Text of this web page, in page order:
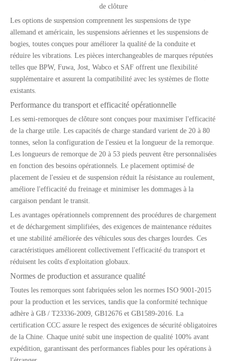
de clôture
Les options de suspension comprennent les suspensions de type
allemand et américain, les suspensions aériennes et les suspensions de
bogies, toutes conçues pour améliorer la qualité de la conduite et
réduire les vibrations. Les pièces interchangeables de marques réputées
telles que BPW, Fuwa, Jost, Wabco et SAF offrent une flexibilité
supplémentaire et assurent la compatibilité avec les systèmes de flotte
existants.
Performance du transport et efficacité opérationnelle
Les semi-remorques de clôture sont conçues pour maximiser l'efficacité
de la charge utile. Les capacités de charge standard varient de 20 à 80
tonnes, selon la configuration de l'essieu et la longueur de la remorque.
Les longueurs de remorque de 20 à 53 pieds peuvent être personnalisées
en fonction des besoins opérationnels. Le placement optimisé de
placement de l'essieu et de suspension réduit la résistance au roulement,
améliore l'efficacité du freinage et minimiser les dommages à la
cargaison pendant le transit.
Les avantages opérationnels comprennent des procédures de chargement
et de déchargement simplifiées, des exigences de maintenance réduites
et une stabilité améliorée des véhicules sous des charges lourdes. Ces
caractéristiques améliorent collectivement l'efficacité du transport et
réduisent les coûts d'exploitation globaux.
Normes de production et assurance qualité
Toutes les remorques sont fabriquées selon les normes ISO 9001-2015
pour la production et les services, tandis que la conformité technique
adhère à GB / T23336-2009, GB12676 et GB1589-2016. La
certification CCC assure le respect des exigences de sécurité obligatoires
de la Chine. Chaque unité subit une inspection de qualité 100% avant
expédition, garantissant des performances fiables pour les opérations à